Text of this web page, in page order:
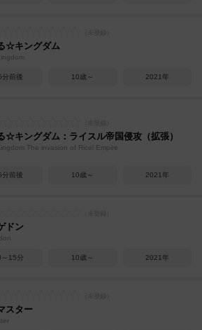
☆キングダム
分前後 10歳～ 2021年
☆キングダム：ライスル帝国侵攻（拡張）
The invasion of Ricel Empire
分前後 10歳～ 2021年
ドン
～15分 10歳～ 2021年
スター